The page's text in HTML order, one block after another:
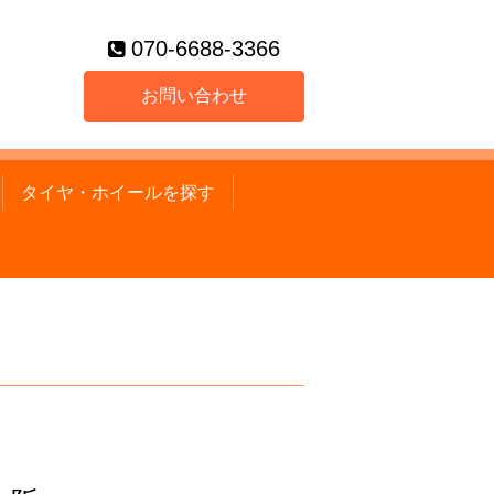
070-6688-3366
お問い合わせ
タイヤ・ホイールを探す